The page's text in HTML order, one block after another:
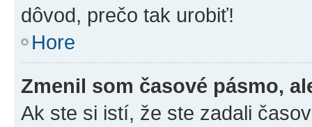
dôvod, prečo tak urobiť!
Hore
Zmenil som časové pásmo,
Ak ste si istí, že ste zadali